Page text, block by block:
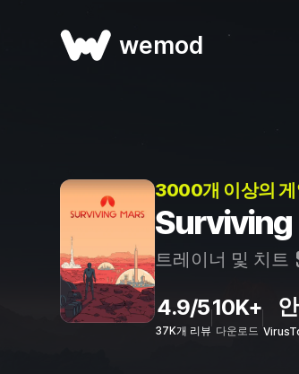
wemod
3000개 이상의
Surviving
트레이너 및 치트
4.9/5
37K개 리뷰
10K+
다운로드